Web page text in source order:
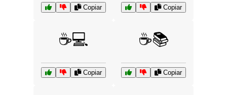
Copiar Copiar
☕💻
Copiar
☕📚
Copiar